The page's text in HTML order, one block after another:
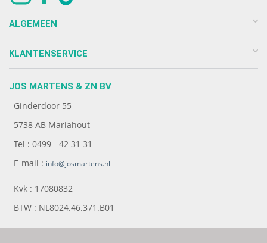
ALGEMEEN
KLANTENSERVICE
JOS MARTENS & ZN BV
Ginderdoor 55
5738 AB Mariahout
Tel : 0499 - 42 31 31
E-mail : info@josmartens.nl
Kvk : 17080832
BTW : NL8024.46.371.B01